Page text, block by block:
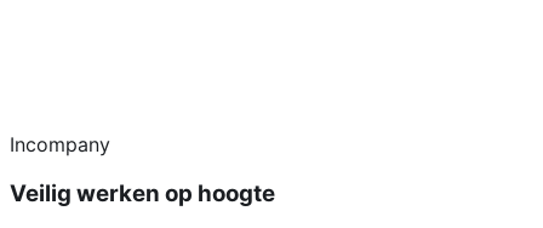
Incompany
Veilig werken op hoogte